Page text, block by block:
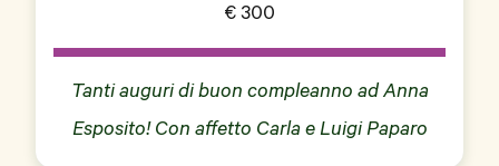
€ 300
Tanti auguri di buon compleanno ad Anna
Esposito! Con affetto Carla e Luigi Paparo